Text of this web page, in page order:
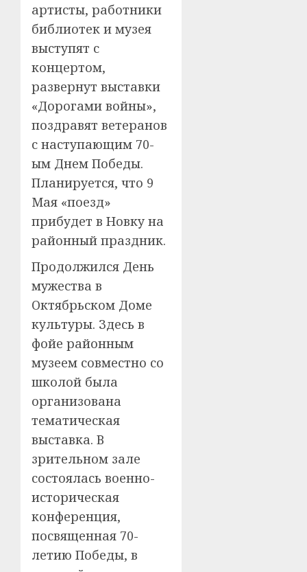
артисты, работники
библиотек и музея
выступят с
концертом,
развернут выставки
«Дорогами войны»,
поздравят ветеранов
с наступающим 70-
ым Днем Победы.
Планируется, что 9
Мая «поезд»
прибудет в Новку на
районный праздник.
Продолжился День
мужества в
Октябрьском Доме
культуры. Здесь в
фойе районным
музеем совместно со
школой была
организована
тематическая
выставка. В
зрительном зале
состоялась военно-
историческая
конференция,
посвященная 70-
летию Победы, в